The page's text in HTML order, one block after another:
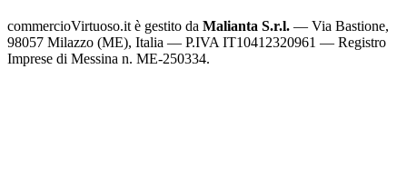
commercioVirtuoso.it è gestito da Malianta S.r.l. — Via Bastione,
98057 Milazzo (ME), Italia — P.IVA IT10412320961 — Registro
Imprese di Messina n. ME-250334.